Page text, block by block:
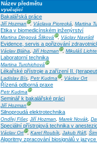
Název předmětu
vyučující
Bakalářská práce
Jiří Hozman Ⓖ, Václava Piorecká, Martina
Etika v biomedicínském inženýrství
Martina Dingová ŠlikováⒼ, Václav Navrátil
Evidence, servis a pořizování
Václav Bláha, Jiří Hozman Ⓖ, Mikuláš
Laboratorní technika
Martina TurchichováⒼ
Lékařské přístroje a zařízení II.
Ladislav Bís, Petr KudrnaⒼ, Václav Ort
Řízená odborná praxe
Petr KudrnaⒼ
Seminář k bakalářské práci
Jiří Hozman Ⓖ
Silnoproudá elektrotechnika
Ondřej Fišer, Jiří Hozman, Marek Novák,
Speciální přístrojová technika v
Václav OrtⒼ, Karel Roubík, Jakub Ráfl,
Algoritmy zpracování biosignálů v jazyce